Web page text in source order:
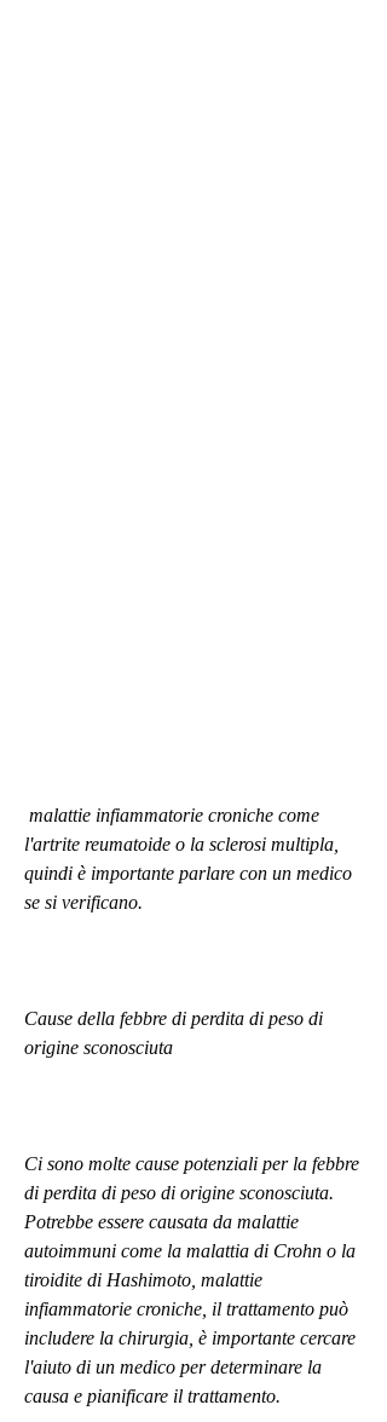
l'artrite reumatoide o la sclerosi multipla,
quindi è importante parlare con un medico
se si verificano.
Cause della febbre di perdita di peso di
origine sconosciuta
Ci sono molte cause potenziali per la febbre
di perdita di peso di origine sconosciuta.
Potrebbe essere causata da malattie
autoimmuni come la malattia di Crohn o la
tiroidite di Hashimoto, malattie
infiammatorie croniche, il trattamento può
includere la chirurgia, è importante cercare
l'aiuto di un medico per determinare la
causa e pianificare il trattamento.